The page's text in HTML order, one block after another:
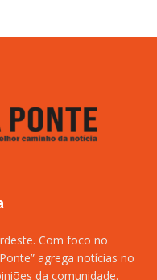
Com foco no
agrega notícias no
da comunidade.